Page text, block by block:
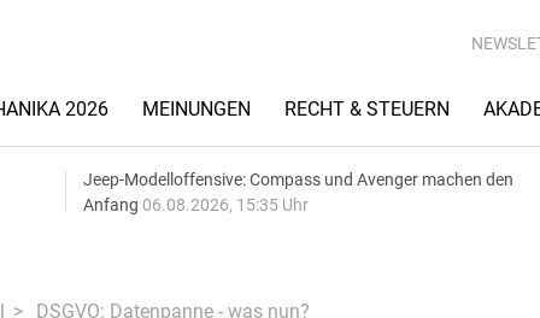
2026 MEINUNGEN RECHT & STEUERN
Jeep-Modelloffensive: Compass und Avenger machen den
Anfang 06.08.2026, 15:35 Uhr
DSGVO: Datenpanne - was nun?